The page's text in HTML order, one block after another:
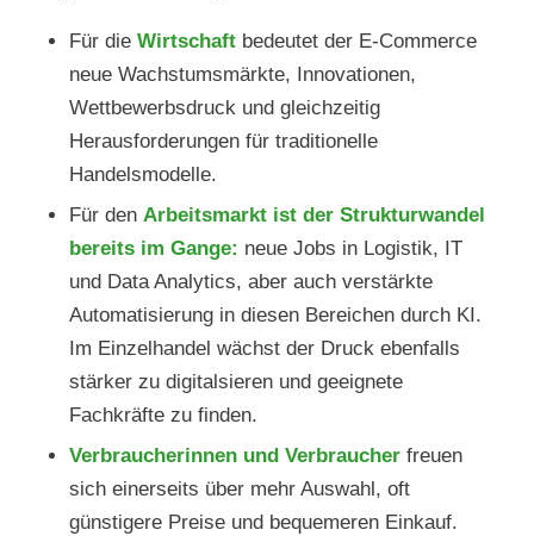
Für die Wirtschaftbedeutet der E-Commerce
neue Wachstumsmärkte, Innovationen,
Wettbewerbsdruck und gleichzeitig
Herausforderungen für traditionelle
Handelsmodelle.
Für den Arbeitsmarkt ist der Strukturwandel
bereits im Gange: neue Jobs in Logistik, IT
und Data Analytics, aber auch verstärkte
Automatisierung in diesen Bereichen durch KI.
Im Einzelhandel wächst der Druck ebenfalls
stärker zu digitalsieren und geeignete
Fachkräfte zu finden.
Verbraucherinnen und Verbraucherfreuen
sich einerseits über mehr Auswahl, oft
günstigere Preise und bequemeren Einkauf.